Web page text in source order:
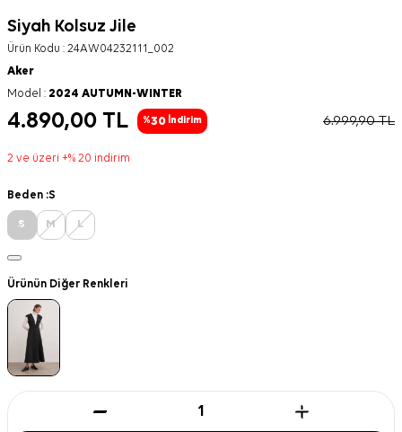
Siyah Kolsuz Jile
Ürün Kodu : 24AW04232111_002
Aker
Model : 2024 AUTUMN-WINTER
4.890,00 TL %30 İndirim 6.999,90TL
2 ve üzeri +% 20 indirim
Beden :S
S M L
Ürünün Diğer Renkleri